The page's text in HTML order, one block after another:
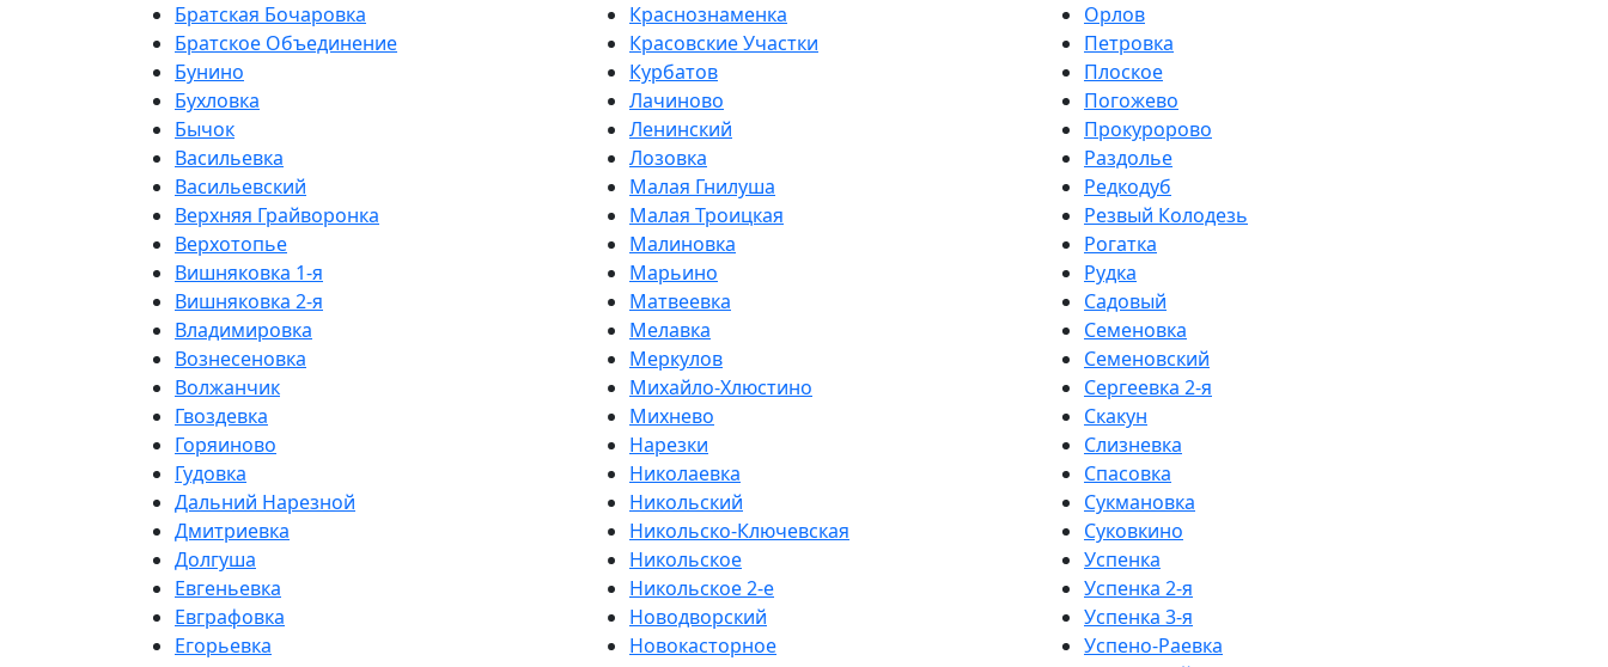
Братская Бочаровка
Братское Объединение
Бунино
Бухловка
Бычок
Васильевка
Васильевский
Верхняя Грайворонка
Верхотопье
Вишняковка 1-я
Вишняковка 2-я
Владимировка
Вознесеновка
Волжанчик
Гвоздевка
Горяиново
Гудовка
Дальний Нарезной
Дмитриевка
Долгуша
Евгеньевка
Евграфовка
Егорьевка
Краснознаменка
Красовские Участки
Курбатов
Лачиново
Ленинский
Лозовка
Малая Гнилуша
Малая Троицкая
Малиновка
Марьино
Матвеевка
Мелавка
Меркулов
Михайло-Хлюстино
Михнево
Нарезки
Николаевка
Никольский
Никольско-Ключевская
Никольское
Никольское 2-е
Новодворский
Новокасторное
Орлов
Петровка
Плоское
Погожево
Прокуророво
Раздолье
Редкодуб
Резвый Колодезь
Рогатка
Рудка
Садовый
Семеновка
Семеновский
Сергеевка 2-я
Скакун
Слизневка
Спасовка
Сукмановка
Суковкино
Успенка
Успенка 2-я
Успенка 3-я
Успено-Раевка